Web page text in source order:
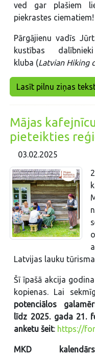
ved gar plašiem
piekrastes ciematiem!
Pārgājienu vadīs
kustības
kluba (Latvian Hiking
Lasīt pilnu ziņas
Mājas
pieteikties
03.02.2025
Latvijas lauku
Šī īpašā akcija
kopienas. Lai
potenciālos
līdz 2025. gada 21.
anketu šeit: https://
MKD